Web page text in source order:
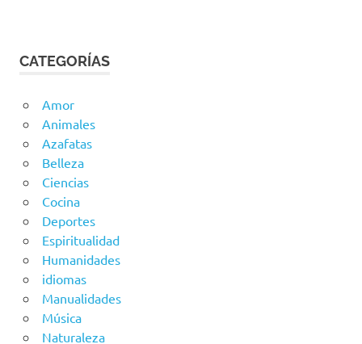
CATEGORÍAS
Amor
Animales
Azafatas
Belleza
Ciencias
Cocina
Deportes
Espiritualidad
Humanidades
idiomas
Manualidades
Música
Naturaleza